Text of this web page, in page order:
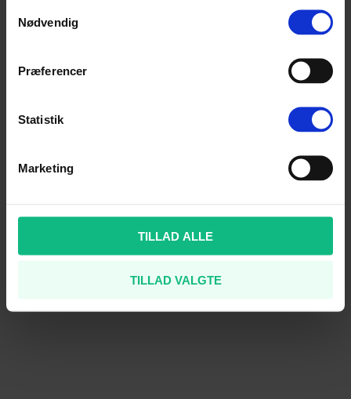
Nødvendig
Præferencer
Statistik
Marketing
TILLAD ALLE
TILLAD VALGTE